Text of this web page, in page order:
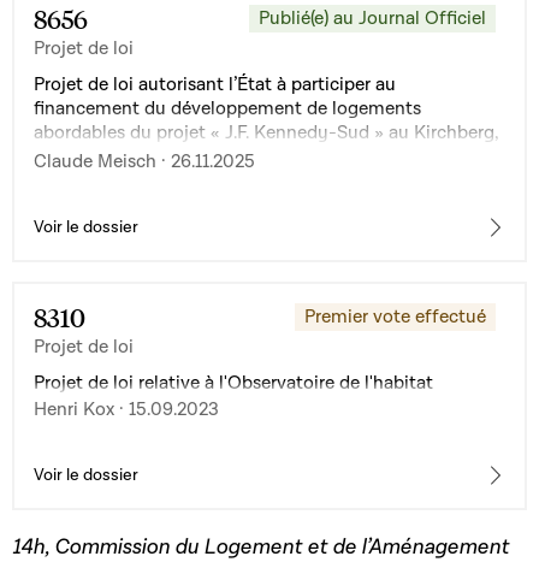
8656
Projet de loi
Publié(e) au Journal Officiel
Projet de loi autorisant l’État à participer au
financement du développement de logements
abordables du projet « J.F. Kennedy-Sud » au Kirchberg,
Ville de Luxembourg
Claude Meisch · 26.11.2025
Voir le dossier
8310
Projet de loi
Premier vote effectué
Projet de loi relative à l'Observatoire de l'habitat
Henri Kox · 15.09.2023
Voir le dossier
14h, Commission du Logement et de l’Aménagement